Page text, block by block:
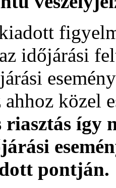
időjárási
ahhoz közel
riasztás
pontján.